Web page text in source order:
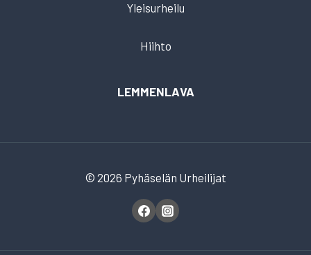
Yleisurheilu
Hiihto
LEMMENLAVA
© 2026 Pyhäselän Urheilijat